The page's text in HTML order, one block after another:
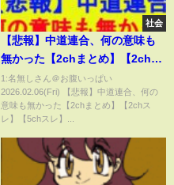
社会
【悲報】中道連合、何の意味も
無かった【2chまとめ】【2chス
レ】【5chスレ】【ゆっくり】
1:名無しさん＠お腹いっぱい
2026.02.06(Fri) 【悲報】中道連合、何の
意味も無かった【2chまとめ】【2chス
レ】【5chスレ】...